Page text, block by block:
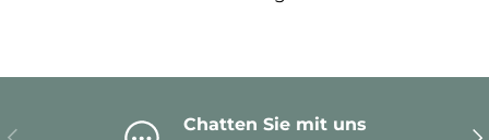
Vorherige
Chatten Sie mit uns